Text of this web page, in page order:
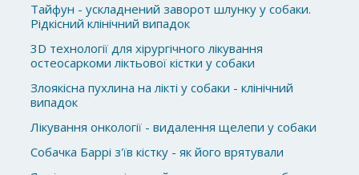
Тайфун - ускладнений заворот шлунку у собаки.
Рідкісний клінічний випадок
3D технології для хірургічного лікування
остеосаркоми ліктьової кістки у собаки
Злоякісна пухлина на лікті у собаки - клінічний
випадок
Лікування онкології - видалення щелепи у собаки
Собачка Баррі з'їв кістку - як його врятували